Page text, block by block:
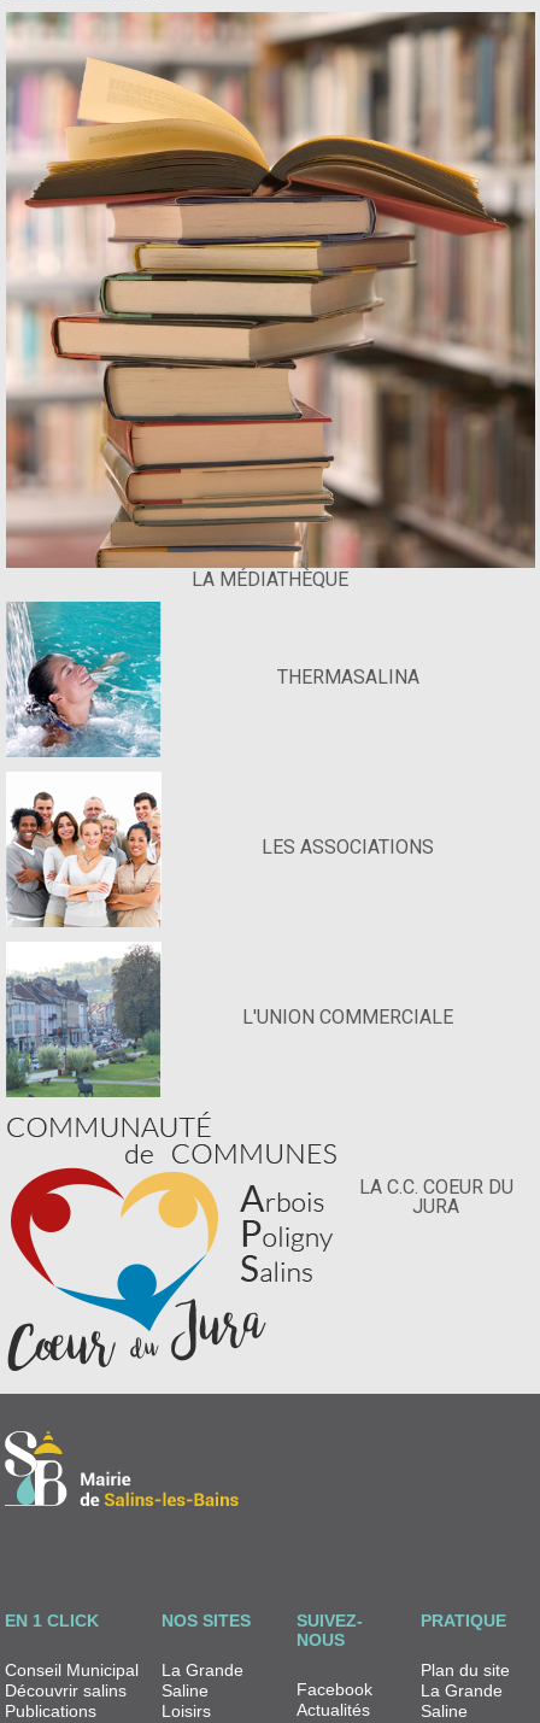
LA MÉDIATHÈQUE
THERMASALINA
LES ASSOCIATIONS
L'UNION COMMERCIALE
LA C.C. COEUR DU
JURA
EN 1 CLICK
Conseil Municipal
Découvrir salins
Publications
NOS SITES
La Grande
Saline
Loisirs
SUIVEZ-
NOUS
Facebook
Actualités
PRATIQUE
Plan du site
La Grande
Saline